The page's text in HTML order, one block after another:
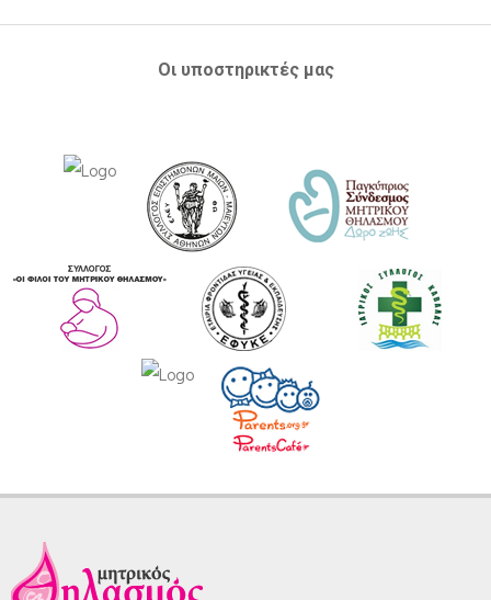
Οι υποστηρικτές μας